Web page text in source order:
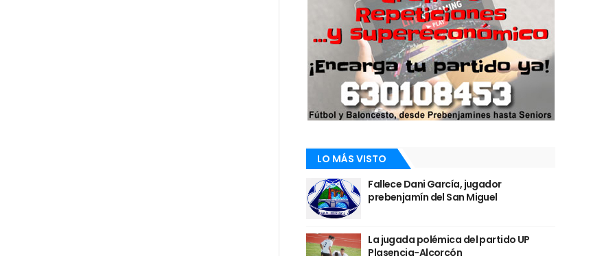
LO MÁS VISTO
Fallece Dani García, jugador
prebenjamín del San Miguel
La jugada polémica del partido UP
Plasencia-Alcorcón